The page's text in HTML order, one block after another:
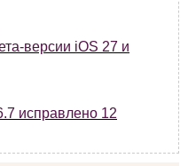
версии iOS 27 и
исправлено 12